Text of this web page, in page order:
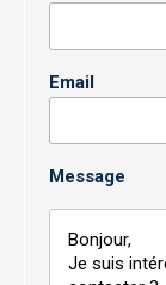
Email
Message